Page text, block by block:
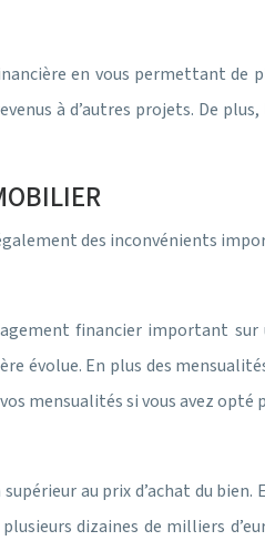
en vous permettant de
à d’autres projets. De
des inconvénients
financier important
évolue. En plus des
mensualités si vous avez opté
au prix d’achat du bien.
dizaines de milliers